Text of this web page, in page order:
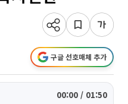
구글 선호매체 추가
00:00 / 01:50